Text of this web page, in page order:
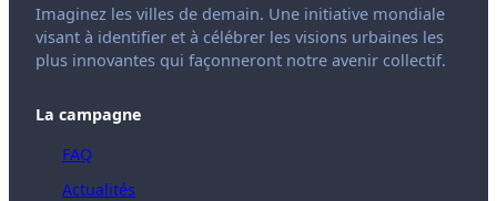
Imaginez les villes de demain. Une initiative mondiale
visant à identifier et à célébrer les visions urbaines les
plus innovantes qui façonneront notre avenir collectif.
La campagne
FAQ
Actualités